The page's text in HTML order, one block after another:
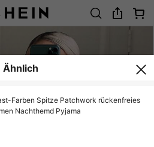
Ähnlich
Farben Spitze Patchwork rückenfreies
Nachthemd Pyjama